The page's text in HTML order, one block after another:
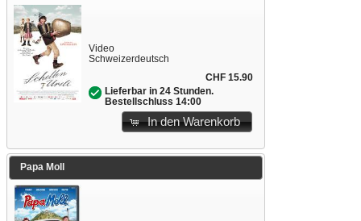
Video
Schweizerdeutsch
CHF 15.90
Lieferbar in 24 Stunden.
Bestellschluss 14:00
In den Warenkorb
Papa Moll